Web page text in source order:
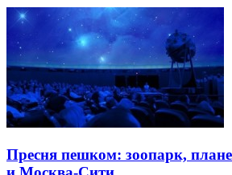
Пресня пешком: зоопарк,